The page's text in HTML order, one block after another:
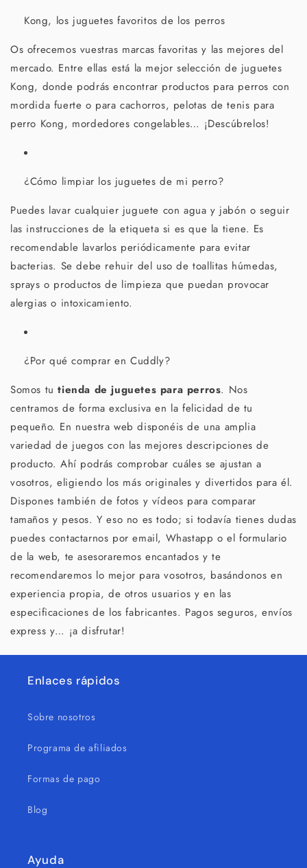
Kong, los juguetes favoritos de los perros
Os ofrecemos vuestras marcas favoritas y las mejores del
mercado. Entre ellas está la mejor selección de juguetes
Kong, donde podrás encontrar productos para perros con
mordida fuerte o para cachorros, pelotas de tenis para
perro Kong, mordedores congelables… ¡Descúbrelos!
¿Cómo limpiar los juguetes de mi perro?
Puedes lavar cualquier juguete con agua y jabón o seguir
las instrucciones de la etiqueta si es que la tiene. Es
recomendable lavarlos periódicamente para evitar
bacterias. Se debe rehuir del uso de toallitas húmedas,
sprays o productos de limpieza que puedan provocar
alergias o intoxicamiento.
¿Por qué comprar en Cuddly?
Somos tutienda de juguetes para perros. Nos
centramos de forma exclusiva en la felicidad de tu
pequeño. En nuestra web disponéis de una amplia
variedad de juegos con las mejores descripciones de
producto. Ahí podrás comprobar cuáles se ajustan a
vosotros, eligiendo los más originales y divertidos para él.
Dispones también de fotos y vídeos para comparar
tamaños y pesos. Y eso no es todo; si todavía tienes dudas
puedes contactarnos por email, Whastapp o el formulario
de la web, te asesoraremos encantados y te
recomendaremos lo mejor para vosotros, basándonos en
experiencia propia, de otros usuarios y en las
especificaciones de los fabricantes. Pagos seguros, envíos
express y… ¡a disfrutar!
Enlaces rápidos
Sobre nosotros
Programa de afiliados
Formas de pago
Blog
Ayuda